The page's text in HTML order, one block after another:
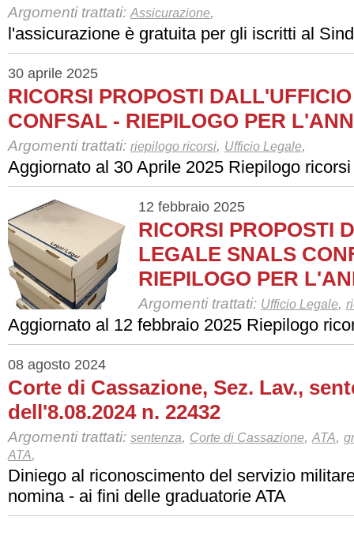
Argomenti trattati: Assicurazione,
l'assicurazione è gratuita per gli iscritti al
30 aprile 2025
RICORSI PROPOSTI
CONFSAL - RIEPILOGO PER
Argomenti trattati: riepilogo ricorsi, Ufficio Legale,
Aggiornato al 30 Aprile 2025 Riepilogo ricorsi
12 febbraio 2025
RICORSI PROPOSTI
LEGALE SNALS
RIEPILOGO PER
Argomenti trattati: Ufficio Legale,
Aggiornato al 12 febbraio 2025 Riepilogo
08 agosto 2024
Corte di Cassazione, Sez. Lav.,
dell'8.08.2024 n. 22432
Argomenti trattati: sentenza, Corte di Cassazione, ATA,
ATA,
Diniego al riconoscimento del servizio
nomina - ai ﬁni delle graduatorie ATA